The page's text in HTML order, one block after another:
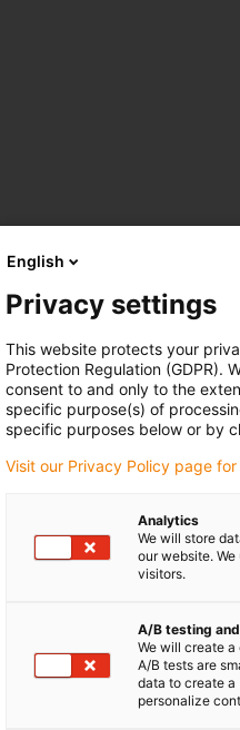
English
Privacy settings
This website protects your
Protection Regulation (GDPR).
consent to and only to the
specific purpose(s) of
specific purposes below or by
Visit our Privacy Policy page for
Analytics
We will store
our website.
visitors.
A/B testing
We will create
A/B tests are
data to create a
personalize